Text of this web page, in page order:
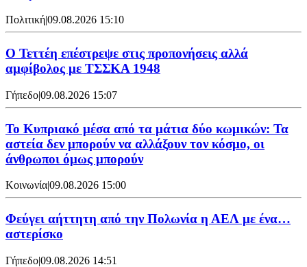
Πολιτική|09.08.2026 15:10
Ο Τεττέη επέστρεψε στις προπονήσεις αλλά
αμφίβολος με ΤΣΣΚΑ 1948
Γήπεδο|09.08.2026 15:07
Το Κυπριακό μέσα από τα μάτια δύο κωμικών: Τα
αστεία δεν μπορούν να αλλάξουν τον κόσμο, οι
άνθρωποι όμως μπορούν
Κοινωνία|09.08.2026 15:00
Φεύγει αήττητη από την Πολωνία η ΑΕΛ με ένα…
αστερίσκο
Γήπεδο|09.08.2026 14:51